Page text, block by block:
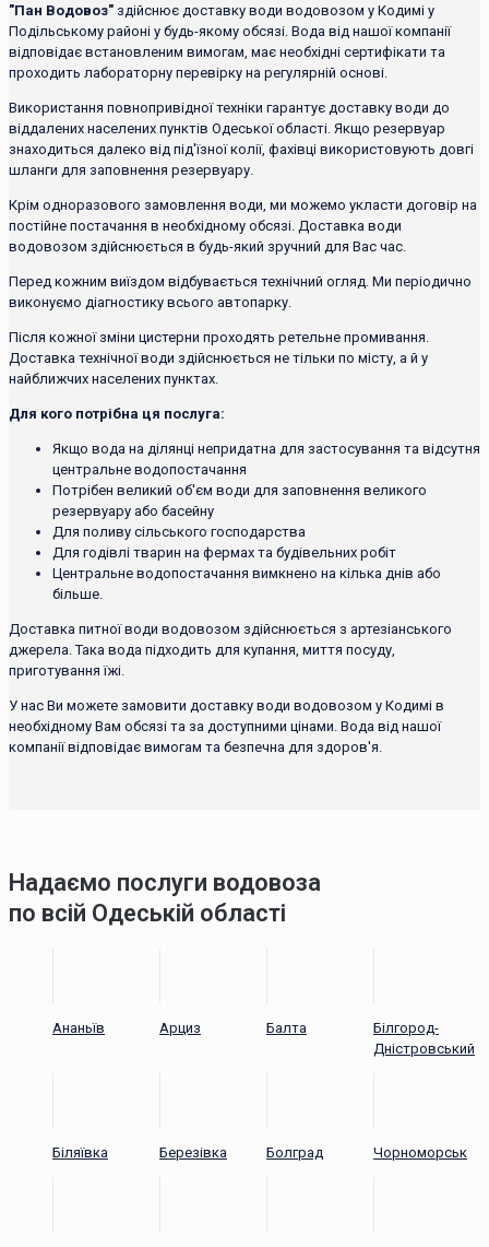
"Пан Водовоз" здійснює доставку води водовозом у Кодимі у
Подільському районі у будь-якому обсязі. Вода від нашої компанії
відповідає встановленим вимогам, має необхідні сертифікати та
проходить лабораторну перевірку на регулярній основі.
Використання повнопривідної техніки гарантує доставку води до
віддалених населених пунктів Одеської області. Якщо резервуар
знаходиться далеко від під'їзної колії, фахівці використовують довгі
шланги для заповнення резервуару.
Крім одноразового замовлення води, ми можемо укласти договір на
постійне постачання в необхідному обсязі. Доставка води
водовозом здійснюється в будь-який зручний для Вас час.
Перед кожним виїздом відбувається технічний огляд. Ми періодично
виконуємо діагностику всього автопарку.
Після кожної зміни цистерни проходять ретельне промивання.
Доставка технічної води здійснюється не тільки по місту, а й у
найближчих населених пунктах.
Для кого потрібна ця послуга:
Якщо вода на ділянці непридатна для застосування та відсутня
центральне водопостачання
Потрібен великий об'єм води для заповнення великого
резервуару або басейну
Для поливу сільського господарства
Для годівлі тварин на фермах та будівельних робіт
Центральне водопостачання вимкнено на кілька днів або
більше.
Доставка питної води водовозом здійснюється з артезіанського
джерела. Така вода підходить для купання, миття посуду,
приготування їжі.
У нас Ви можете замовити доставку води водовозом у Кодимі в
необхідному Вам обсязі та за доступними цінами. Вода від нашої
компанії відповідає вимогам та безпечна для здоров'я.
Надаємо послуги водовоза
по всій Одеській області
Ананьїв Арциз Балта
Білгород-
Дністровський
Біляївка Березівка Болград Чорноморськ